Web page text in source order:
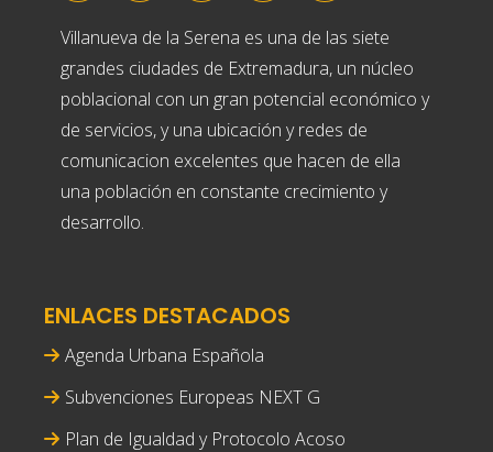
Villanueva de la Serena es una de las siete
grandes ciudades de Extremadura, un núcleo
poblacional con un gran potencial económico y
de servicios, y una ubicación y redes de
comunicacion excelentes que hacen de ella
una población en constante crecimiento y
desarrollo.
ENLACES DESTACADOS
Agenda Urbana Española
Subvenciones Europeas NEXT G
Plan de Igualdad y Protocolo Acoso